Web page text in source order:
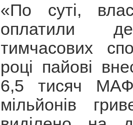
«По суті,
оплатили
тимчасових
році пайові
6,5 тисяч
мільйонів